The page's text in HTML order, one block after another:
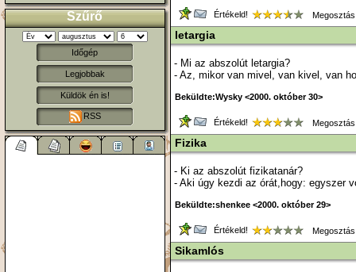
Szűrő
Időgép
Legjobbak
Küldök én is!
RSS
Értékeld!
letargia
- Mi az abszolút letargia?
- Az, mikor van mivel, van kivel, van
Beküldte:Wysky <2000. október 30>
Értékeld!
Fizika
- Ki az abszolút fizikatanár?
- Aki úgy kezdi az órát,hogy: egyszer
Beküldte:shenkee <2000. október 29>
Értékeld!
Sikamlós